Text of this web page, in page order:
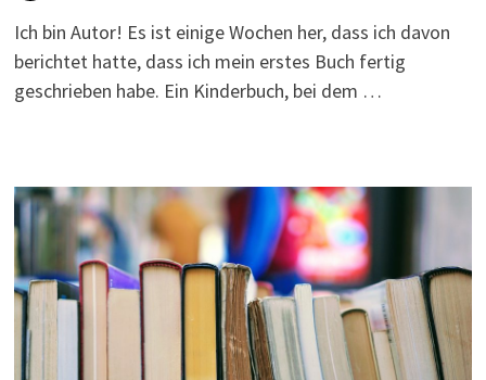
Ich bin Autor! Es ist einige Wochen her, dass ich davon
berichtet hatte, dass ich mein erstes Buch fertig
geschrieben habe. Ein Kinderbuch, bei dem …